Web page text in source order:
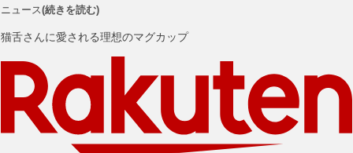
ニュース(続きを読む)
猫舌さんに愛される理想のマグカップ